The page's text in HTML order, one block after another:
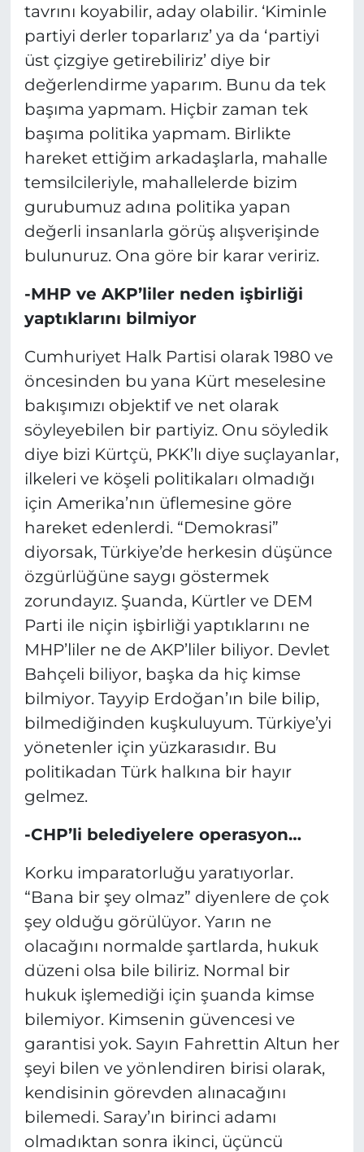
tavrını koyabilir, aday olabilir. ‘Kiminle
partiyi derler toparlarız’ ya da ‘partiyi
üst çizgiye getirebiliriz’ diye bir
değerlendirme yaparım. Bunu da tek
başıma yapmam. Hiçbir zaman tek
başıma politika yapmam. Birlikte
hareket ettiğim arkadaşlarla, mahalle
temsilcileriyle, mahallelerde bizim
gurubumuz adına politika yapan
değerli insanlarla görüş alışverişinde
bulunuruz. Ona göre bir karar veririz.
-MHP ve AKP’liler neden işbirliği
yaptıklarını bilmiyor
Cumhuriyet Halk Partisi olarak 1980 ve
öncesinden bu yana Kürt meselesine
bakışımızı objektif ve net olarak
söyleyebilen bir partiyiz. Onu söyledik
diye bizi Kürtçü, PKK’lı diye suçlayanlar,
ilkeleri ve köşeli politikaları olmadığı
için Amerika’nın üflemesine göre
hareket edenlerdi. “Demokrasi”
diyorsak, Türkiye’de herkesin düşünce
özgürlüğüne saygı göstermek
zorundayız. Şuanda, Kürtler ve DEM
Parti ile niçin işbirliği yaptıklarını ne
MHP’liler ne de AKP’liler biliyor. Devlet
Bahçeli biliyor, başka da hiç kimse
bilmiyor. Tayyip Erdoğan’ın bile bilip,
bilmediğinden kuşkuluyum. Türkiye’yi
yönetenler için yüzkarasıdır. Bu
politikadan Türk halkına bir hayır
gelmez.
-CHP’li belediyelere operasyon…
Korku imparatorluğu yaratıyorlar.
“Bana bir şey olmaz” diyenlere de çok
şey olduğu görülüyor. Yarın ne
olacağını normalde şartlarda, hukuk
düzeni olsa bile biliriz. Normal bir
hukuk işlemediği için şuanda kimse
bilemiyor. Kimsenin güvencesi ve
garantisi yok. Sayın Fahrettin Altun her
şeyi bilen ve yönlendiren birisi olarak,
kendisinin görevden alınacağını
bilemedi. Saray’ın birinci adamı
olmadıktan sonra ikinci, üçüncü